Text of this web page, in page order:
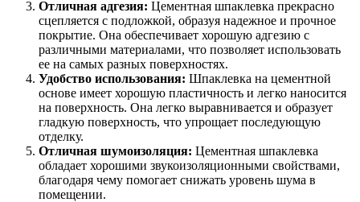
Отличная адгезия: Цементная шпаклевка прекрасно
сцепляется с подложкой, образуя надежное и прочное
покрытие. Она обеспечивает хорошую адгезию с
различными материалами, что позволяет использовать
ее на самых разных поверхностях.
Удобство использования: Шпаклевка на цементной
основе имеет хорошую пластичность и легко наносится
на поверхность. Она легко выравнивается и образует
гладкую поверхность, что упрощает последующую
отделку.
Отличная шумоизоляция: Цементная шпаклевка
обладает хорошими звукоизоляционными свойствами,
благодаря чему помогает снижать уровень шума в
помещении.